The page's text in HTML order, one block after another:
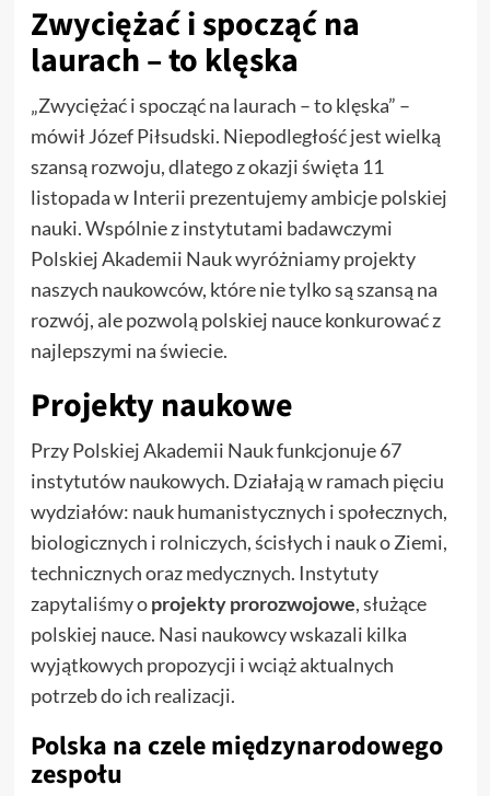
Zwyciężać i spocząć na
laurach – to klęska
„Zwyciężać i spocząć na laurach – to klęska” –
mówił Józef Piłsudski. Niepodległość jest wielką
szansą rozwoju, dlatego z okazji święta 11
listopada w Interii prezentujemy ambicje polskiej
nauki. Wspólnie z instytutami badawczymi
Polskiej Akademii Nauk wyróżniamy projekty
naszych naukowców, które nie tylko są szansą na
rozwój, ale pozwolą polskiej nauce konkurować z
najlepszymi na świecie.
Projekty naukowe
Przy Polskiej Akademii Nauk funkcjonuje 67
instytutów naukowych. Działają w ramach pięciu
wydziałów: nauk humanistycznych i społecznych,
biologicznych i rolniczych, ścisłych i nauk o Ziemi,
technicznych oraz medycznych. Instytuty
zapytaliśmy oprojekty prorozwojowe, służące
polskiej nauce. Nasi naukowcy wskazali kilka
wyjątkowych propozycji i wciąż aktualnych
potrzeb do ich realizacji.
Polska na czele międzynarodowego
zespołu